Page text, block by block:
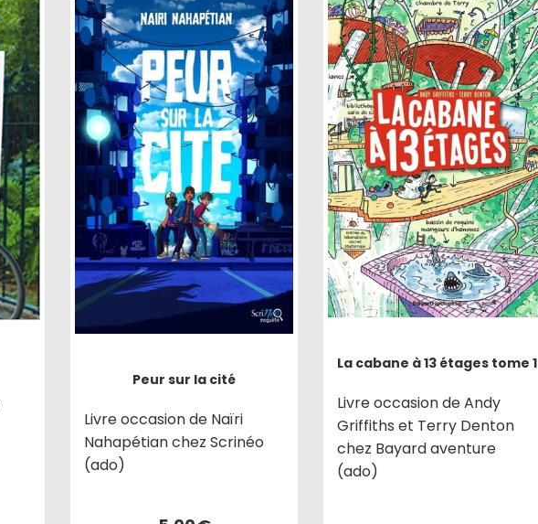
Peur sur la cité
Livre occasion de Naïri
Nahapétian chez Scrinéo
(ado)
La cabane à 13 étages tome 1
Livre occasion de Andy
Griffiths et Terry Denton
chez Bayard aventure
(ado)